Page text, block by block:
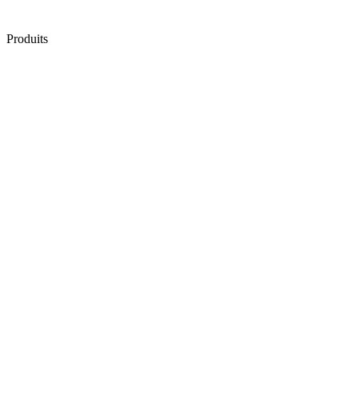
Produits